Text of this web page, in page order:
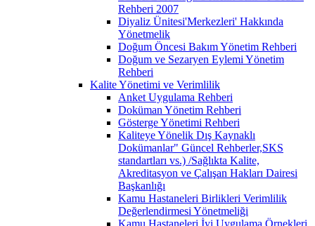
Rehberi 2007
Diyaliz Ünitesi'Merkezleri' Hakkında
Yönetmelik
Doğum Öncesi Bakım Yönetim Rehberi
Doğum ve Sezaryen Eylemi Yönetim
Rehberi
Kalite Yönetimi ve Verimlilik
Anket Uygulama Rehberi
Doküman Yönetim Rehberi
Gösterge Yönetimi Rehberi
Kaliteye Yönelik Dış Kaynaklı
Dokümanlar" Güncel Rehberler,SKS
standartları vs.) /Sağlıkta Kalite,
Akreditasyon ve Çalışan Hakları Dairesi
Başkanlığı
Kamu Hastaneleri Birlikleri Verimlilik
Değerlendirmesi Yönetmeliği
Kamu Hastaneleri İyi Uygulama Örnekleri